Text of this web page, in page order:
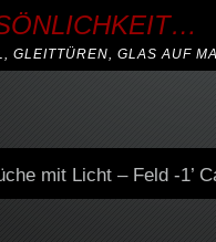
GLEITTÜREN, GLAS AUF
mit Licht – Feld -1’